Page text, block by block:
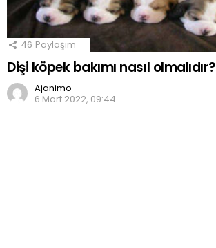
46 Paylaşım
Dişi köpek bakımı nasıl olmalıdır?
Ajanimo
6 Mart 2022, 09:44